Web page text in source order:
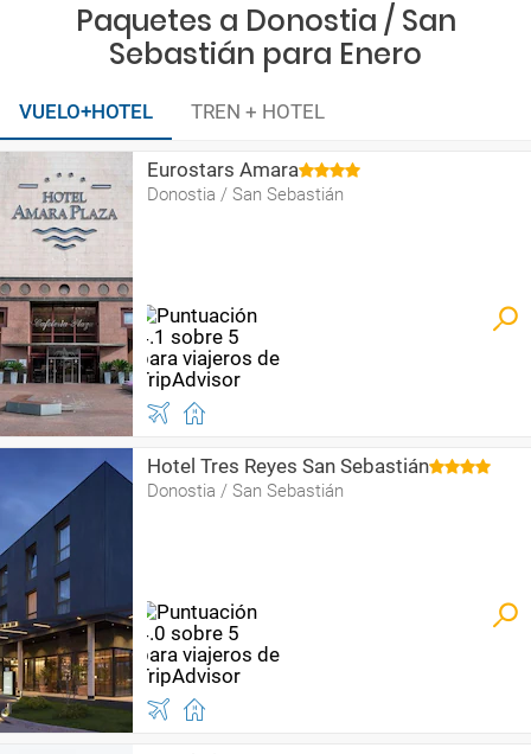
Paquetes a Donostia / San
Sebastián para Enero
VUELO+HOTEL TREN + HOTEL
Eurostars Amara
Donostia / San Sebastián
Hotel Tres Reyes San Sebastián
Donostia / San Sebastián